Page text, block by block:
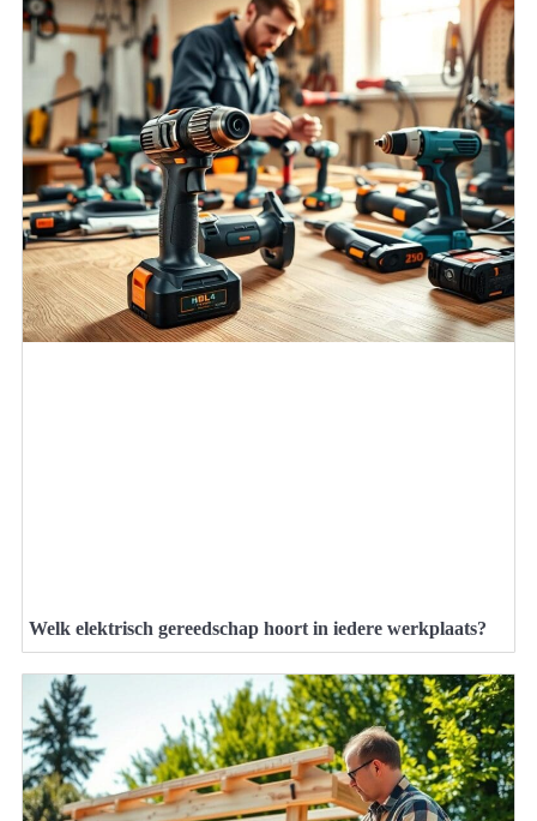
Welk elektrisch gereedschap hoort in iedere werkplaats?